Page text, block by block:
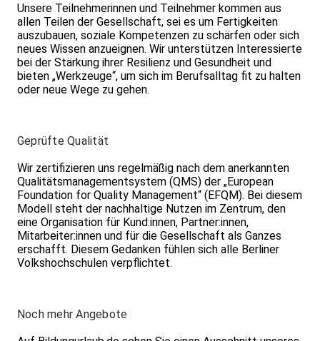
Unsere Teilnehmerinnen und Teilnehmer kommen aus
allen Teilen der Gesellschaft, sei es um Fertigkeiten
auszubauen, soziale Kompetenzen zu schärfen oder sich
neues Wissen anzueignen. Wir unterstützen Interessierte
bei der Stärkung ihrer Resilienz und Gesundheit und
bieten „Werkzeuge“, um sich im Berufsalltag fit zu halten
oder neue Wege zu gehen.
Geprüfte Qualität
Wir zertifizieren uns regelmäßig nach dem anerkannten
Qualitätsmanagementsystem (QMS) der „European
Foundation for Quality Management“ (EFQM). Bei diesem
Modell steht der nachhaltige Nutzen im Zentrum, den
eine Organisation für Kund:innen, Partner:innen,
Mitarbeiter:innen und für die Gesellschaft als Ganzes
erschafft. Diesem Gedanken fühlen sich alle Berliner
Volkshochschulen verpflichtet.
Noch mehr Angebote